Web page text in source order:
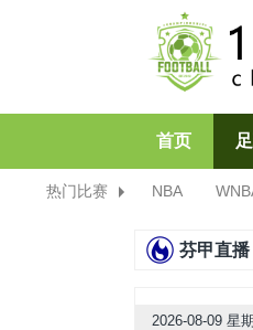
首页
热门比赛 NBA
芬甲直播
2026-08-09 星